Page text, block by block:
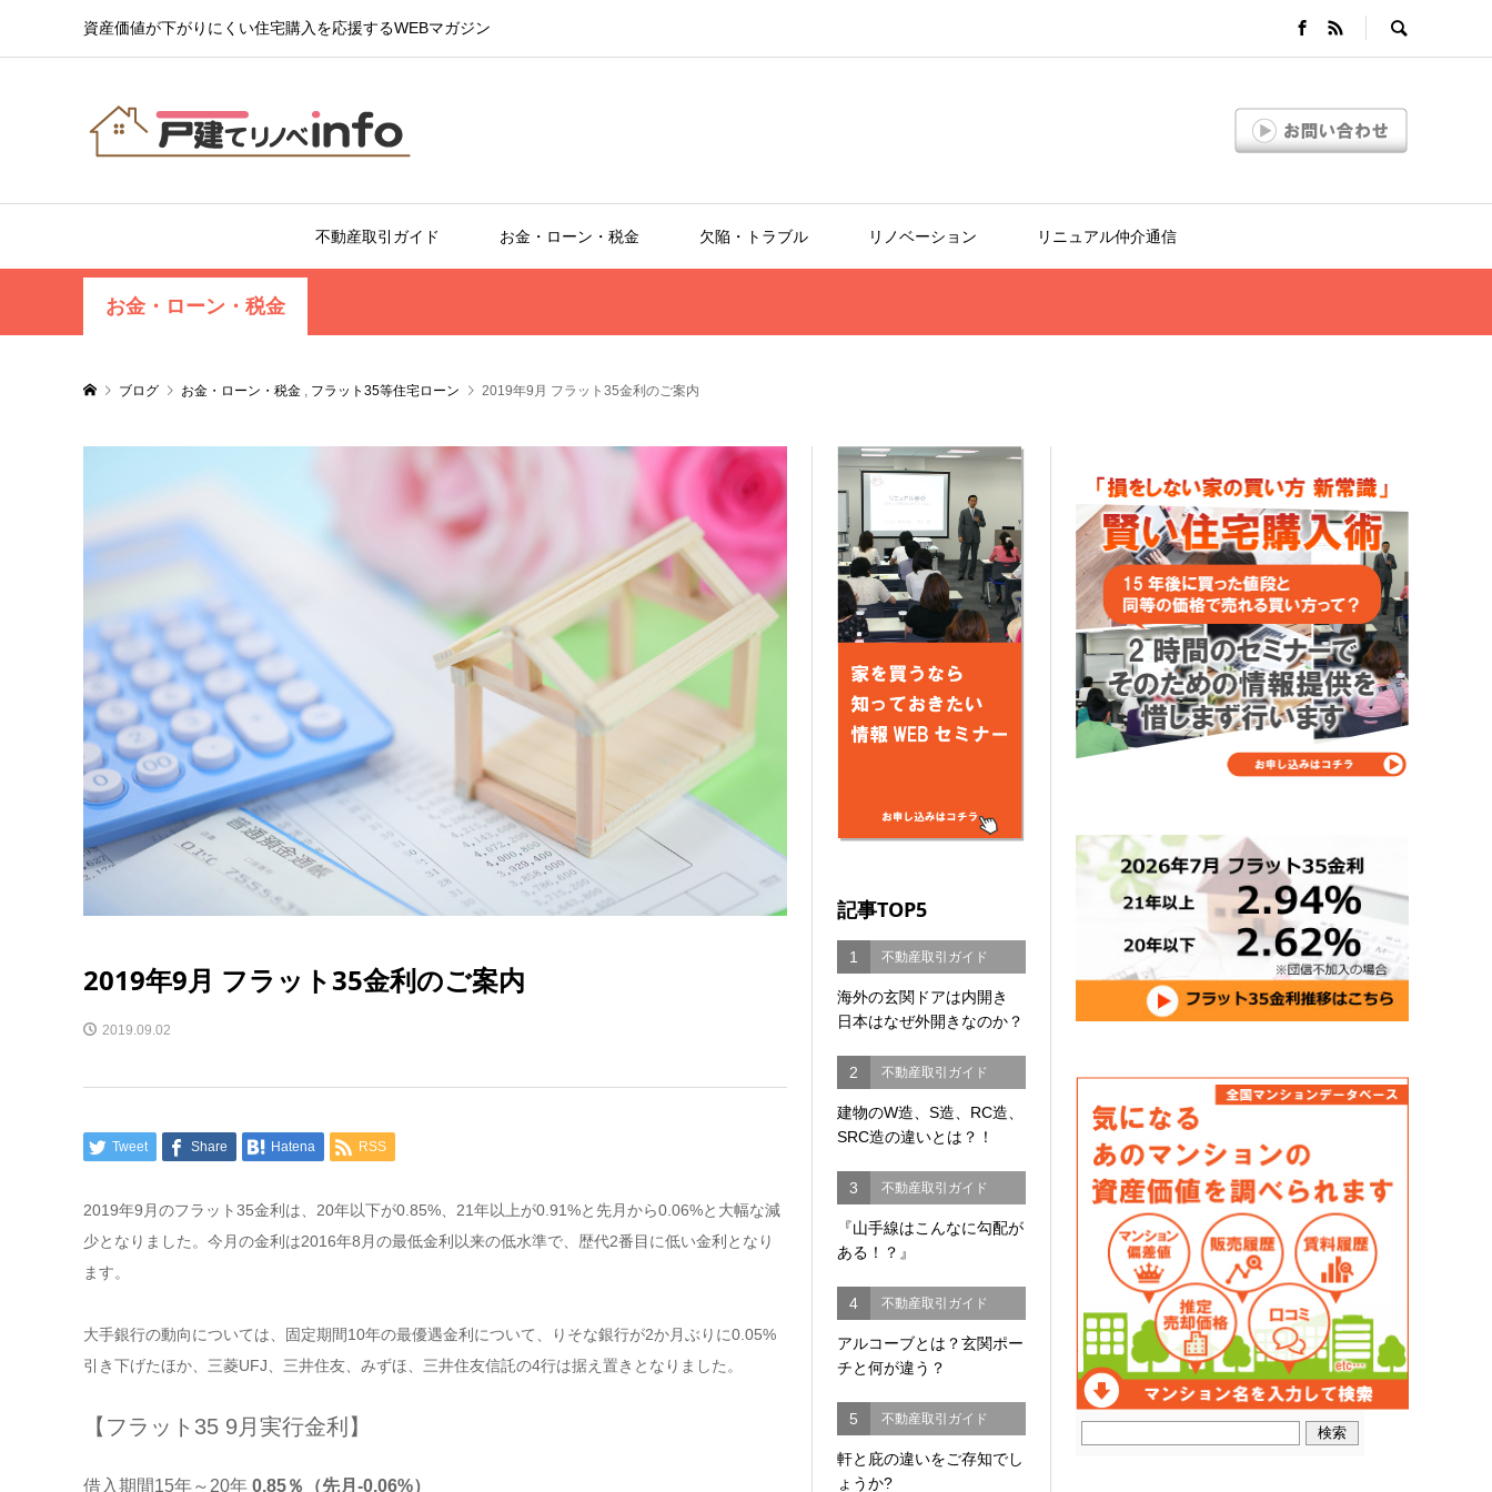
資産価値が下がりにくい住宅購入を応援するWEBマガジン
不動産取引ガイド お金・ローン・税金 欠陥・トラブル リノベーション リニュアル仲介通信
お金・ローン・税金
ブログ お金・ローン・税金 , フラット35等住宅ローン 2019年9月 フラット35金利のご案内
2019年9月 フラット35金利のご案内
2019.09.02
Tweet Share Hatena RSS
2019年9月のフラット35金利は、20年以下が0.85%、21年以上が0.91%と先月から0.06%と大幅な減
少となりました。今月の金利は2016年8月の最低金利以来の低水準で、歴代2番目に低い金利となり
ます。
大手銀行の動向については、固定期間10年の最優遇金利について、りそな銀行が2か月ぶりに0.05%
引き下げたほか、三菱UFJ、三井住友、みずほ、三井住友信託の4行は据え置きとなりました。
【フラット35 9月実行金利】
借入期間15年～20年 0.85％（先月-0.06%）
記事TOP5
1 不動産取引ガイド
海外の玄関ドアは内開き
日本はなぜ外開きなのか？
2 不動産取引ガイド
建物のW造、S造、RC造、
SRC造の違いとは？！
3 不動産取引ガイド
『山手線はこんなに勾配が
ある！？』
4 不動産取引ガイド
アルコーブとは？玄関ポー
チと何が違う？
5 不動産取引ガイド
軒と庇の違いをご存知でし
ょうか?